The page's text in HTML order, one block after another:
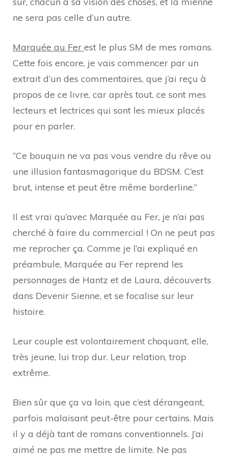
ne sera pas celle d’un autre.
Marquée au Fer est le plus SM de mes romans.
Cette fois encore, je vais commencer par un
extrait d’un des commentaires, que j’ai reçu à
propos de ce livre, car après tout, ce sont mes
lecteurs et lectrices qui sont les mieux placés
pour en parler.
“Ce bouquin ne va pas vous vendre du rêve ou
une illusion fantasmagorique du BDSM. C’est
brut, intense et peut être même borderline.”
Il est vrai qu’avec Marquée au Fer, je n’ai pas
cherché à faire du commercial ! On ne peut pas
me reprocher ça. Comme je l’ai expliqué en
préambule, Marquée au Fer reprend les
personnages de Hantz et de Laura, découverts
dans Devenir Sienne, et se focalise sur leur
histoire.
Leur couple est volontairement choquant, elle,
très jeune, lui trop dur. Leur relation, trop
extrême.
Bien sûr que ça va loin, que c’est dérangeant,
parfois malaisant peut-être pour certains. Mais
il y a déjà tant de romans conventionnels. J’ai
aimé ne pas me mettre de limite. Ne pas